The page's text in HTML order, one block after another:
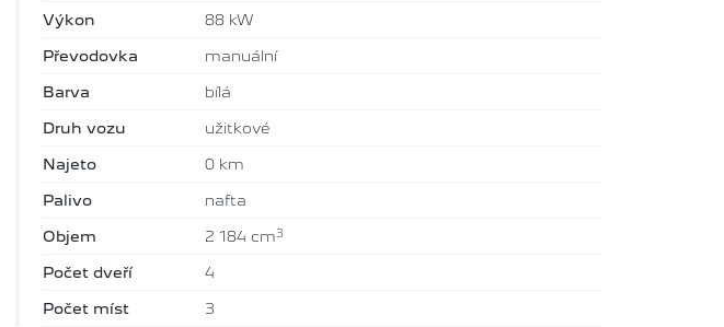
Výkon 88 kW
Převodovka manuální
Barva bílá
Druh vozu užitkové
Najeto 0 km
Palivo nafta
Objem 2 184 cm3
Počet dveří 4
Počet míst 3